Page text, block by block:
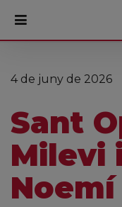
PORTADA
Cultura
4 de juny de 2026
Sant
Milevi